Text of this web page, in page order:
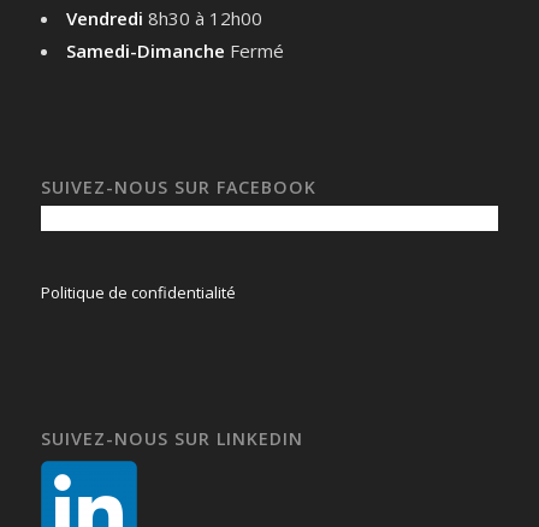
Vendredi 8h30 à 12h00
Samedi-Dimanche Fermé
SUIVEZ-NOUS SUR FACEBOOK
Politique de confidentialité
SUIVEZ-NOUS SUR LINKEDIN